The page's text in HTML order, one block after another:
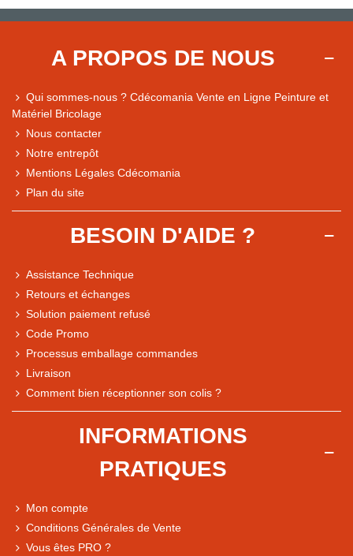
Comparaison des performances du magasin
Express, Chez vous, Point relais, Retrait magasin
A PROPOS DE NOUS
Qui sommes-nous ? Cdécomania Vente en Ligne Peinture et
Matériel Bricolage
Nous contacter
Notre entrepôt
Mentions Légales Cdécomania
Plan du site
BESOIN D'AIDE ?
Assistance Technique
Retours et échanges
Solution paiement refusé
Code Promo
Processus emballage commandes
Livraison
Comment bien réceptionner son colis ?
INFORMATIONS
PRATIQUES
Mon compte
Conditions Générales de Vente
Vous êtes PRO ?